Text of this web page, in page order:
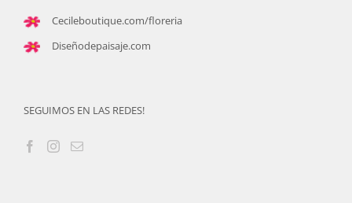
Cecileboutique.com/floreria
Diseñodepaisaje.com
SEGUIMOS EN LAS REDES!